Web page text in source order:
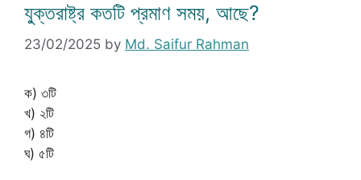
যু্ক্তরাষ্ট্র কতটি প্রমাণ সময়, আছে?
23/02/2025 by Md. Saifur Rahman
ক) ৩টি
খ) ২টি
গ) ৪টি
ঘ) ৫টি